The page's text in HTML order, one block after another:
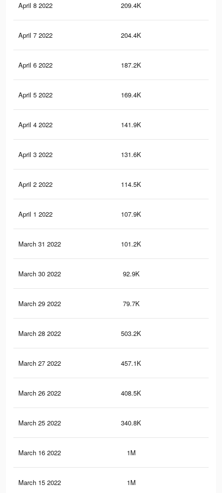
April 8 2022 209.4K
April 7 2022 204.4K
April 6 2022 187.2K
April 5 2022 169.4K
April 4 2022 141.9K
April 3 2022 131.6K
April 2 2022 114.5K
April 1 2022 107.9K
March 31 2022 101.2K
March 30 2022 92.9K
March 29 2022 79.7K
March 28 2022 503.2K
March 27 2022 457.1K
March 26 2022 408.5K
March 25 2022 340.8K
March 16 2022 1M
March 15 2022 1M